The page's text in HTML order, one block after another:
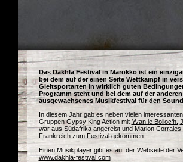
Das Dakhla Festival in Marokko ist ein
bei dem auf der einen Seite Wettkampf in
Gleitsportarten in wirklich guten
Programm steht und bei dem auf der anderen
ausgewachsenes Musikfestival für den
In diesem Jahr gab es neben vielen
Gruppen Gypsy King Action mitYvan le Bolloc‘h.
war aus Südafrika angereist und Marion Corrales
Frankreich zum Festival gekommen.
Einen Musikplayer gibt es auf der Webseite der
www.dakhla-festival.com